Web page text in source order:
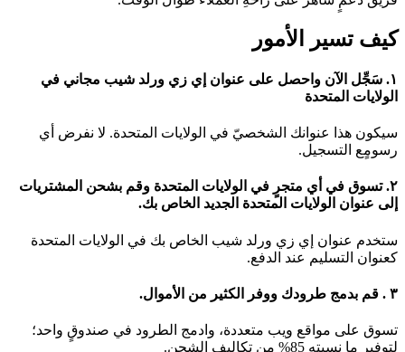
كيف تسير الأمور
١. سَجِّل الآن واحصل على عنوان إي زي ورلد شيب مجاني في
الولايات المتحدة
سيكون هذا عنوانك الشخصيّ في الولايات المتحدة. لا نفرض أي
رسومٍع التسجيل.
٢. تسوق في أي متجرٍ في الولايات المتحدة وقم بشحن المشتريات
إلى عنوان الولايات المتحدة الجديد الخاص بك.
ستخدم عنوان إي زي ورلد شيب الخاص بك في الولايات المتحدة
كعنوان التسليم عند الدفع.
٣ . قم بدمج طرودك ووفر الكثير من الأموال.
تسوق على مواقع ويب متعددة، وادمج الطرود في صندوقٍ واحد؛
لتوفير ما نسبته 85% من تكاليف الشحن.